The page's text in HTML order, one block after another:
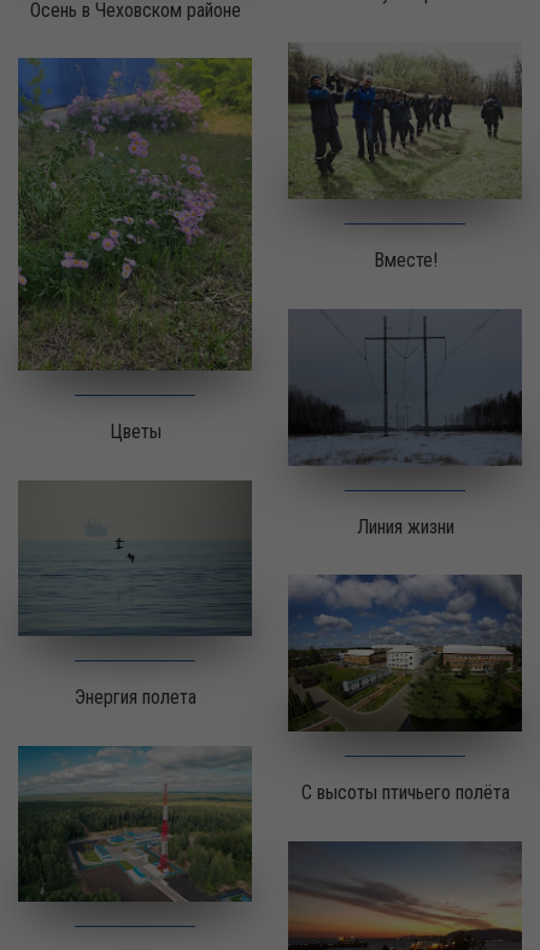
Осень в Чеховском районе
Цветы
Энергия полета
Вместе!
Линия жизни
С высоты птичьего полёта